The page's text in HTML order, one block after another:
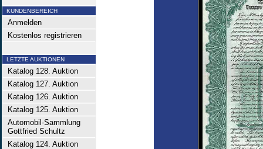
KUNDENBEREICH
Anmelden
Kostenlos registrieren
LETZTE AUKTIONEN
Katalog 128. Auktion
Katalog 127. Auktion
Katalog 126. Auktion
Katalog 125. Auktion
Automobil-Sammlung
Gottfried Schultz
Katalog 124. Auktion